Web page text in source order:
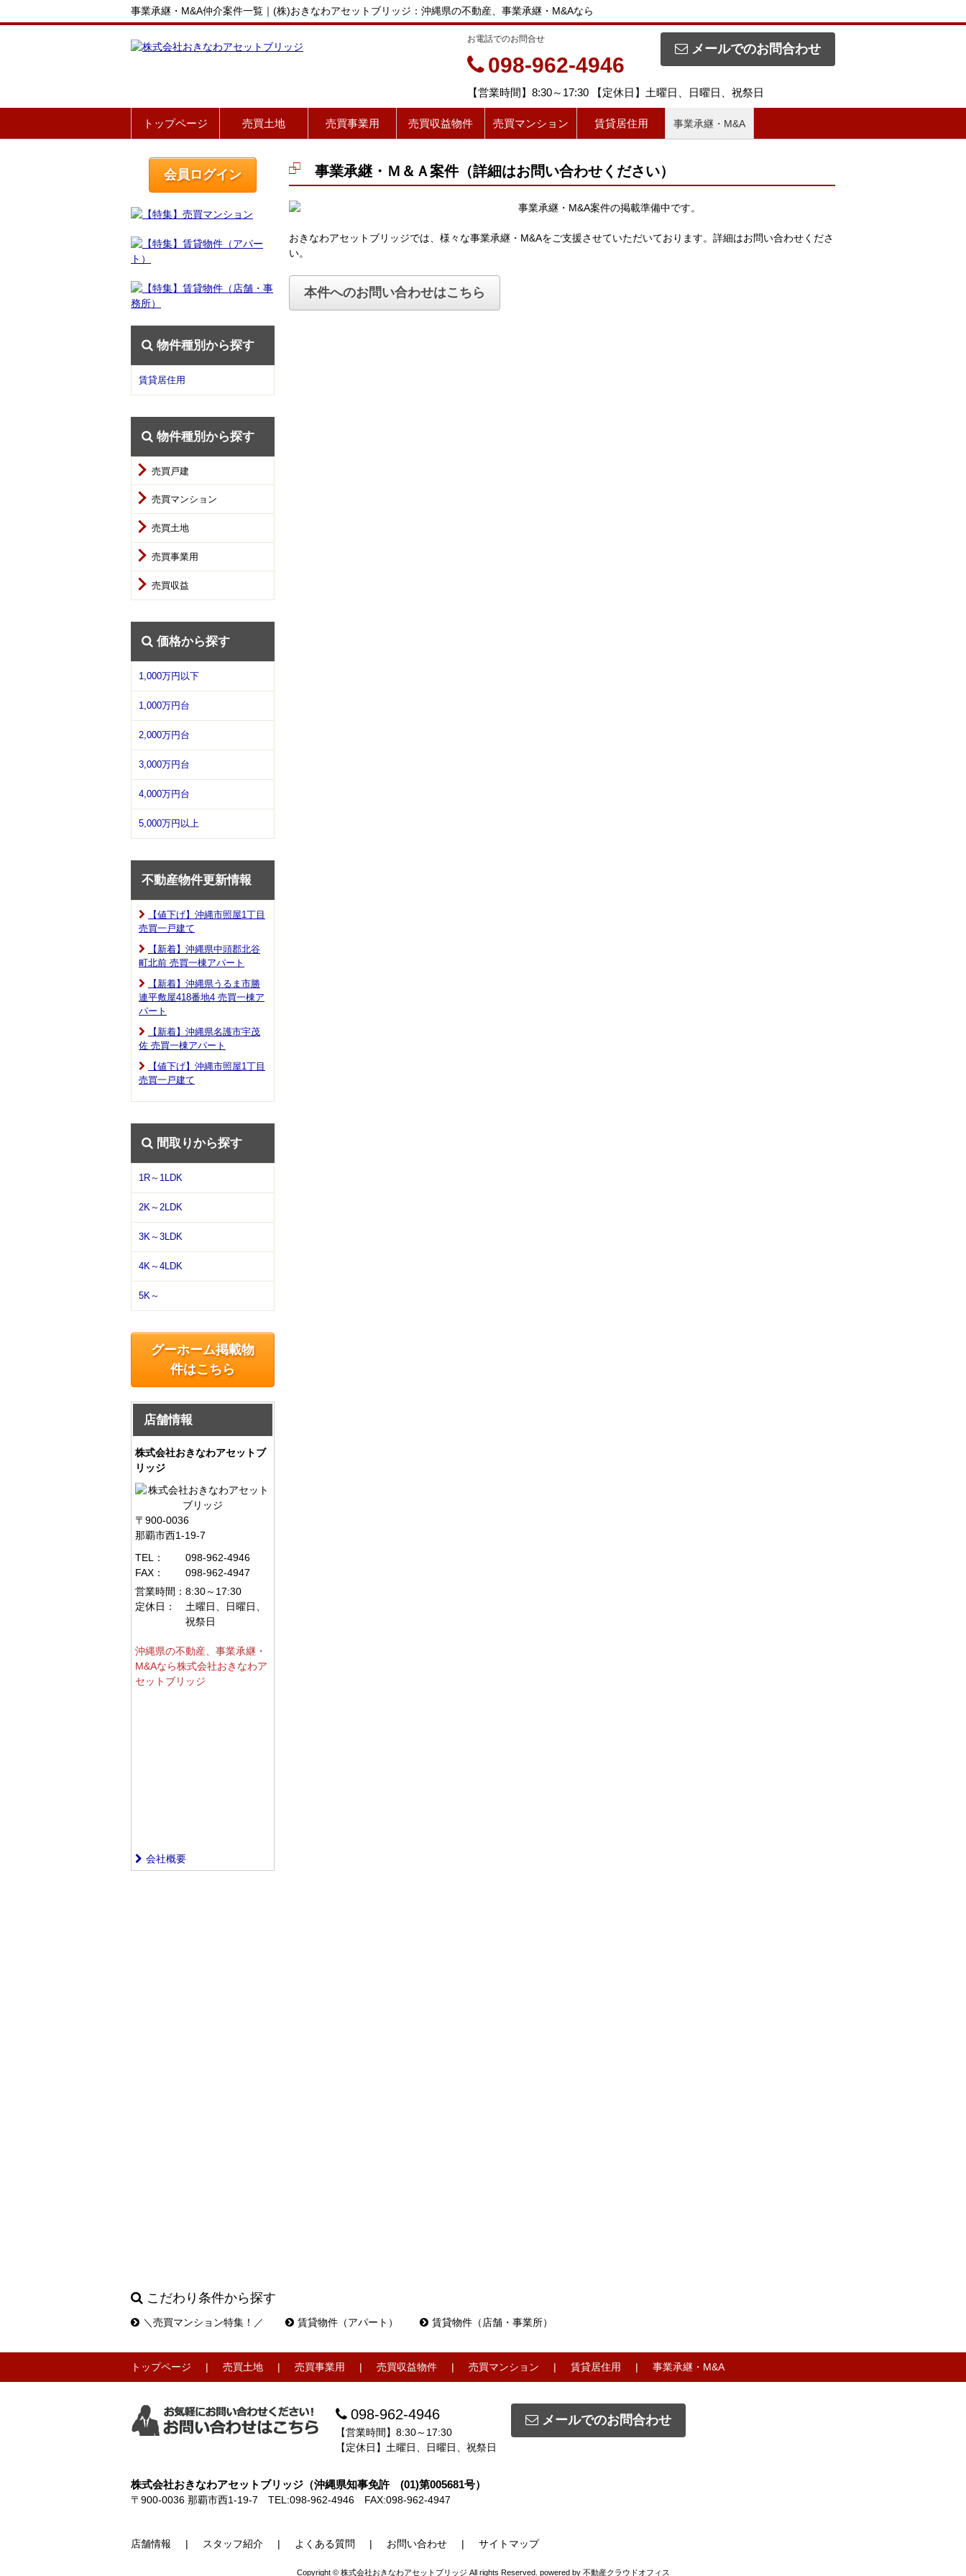
事業承継・M&A仲介案件一覧｜(株)おきなわアセットブリッジ：沖縄県の不動産、事業承継・M&Aなら
メールでのお問合わせ
お電話でのお問合せ
098-962-4946
【営業時間】8:30～17:30 【定休日】土曜日、日曜日、祝祭日
トップページ 売買土地 売買事業用 売買収益物件 売買マンション 賃貸居住用 事業承継・M&A
会員ログイン
物件種別から探す
賃貸居住用
物件種別から探す
売買戸建
売買マンション
売買土地
売買事業用
売買収益
価格から探す
1,000万円以下
1,000万円台
2,000万円台
3,000万円台
4,000万円台
5,000万円以上
不動産物件更新情報
【値下げ】沖縄市照屋1丁目
売買一戸建て
【新着】沖縄県中頭郡北谷
町北前 売買一棟アパート
【新着】沖縄県うるま市勝
連平敷屋418番地4 売買一棟ア
パート
【新着】沖縄県名護市宇茂
佐 売買一棟アパート
【値下げ】沖縄市照屋1丁目
売買一戸建て
間取りから探す
1R～1LDK
2K～2LDK
3K～3LDK
4K～4LDK
5K～
グーホーム掲載物
件はこちら
店舗情報
株式会社おきなわアセットブ
リッジ
〒900-0036
那覇市西1-19-7
TEL：
098-962-4946
FAX：
098-962-4947
営業時間： 8:30～17:30
定休日：
土曜日、日曜日、
祝祭日
沖縄県の不動産、事業承継・
M&Aなら株式会社おきなわア
セットブリッジ
会社概要
事業承継・Ｍ＆Ａ案件（詳細はお問い合わせください）
事業承継・M&A案件の掲載準備中です。
おきなわアセットブリッジでは、様々な事業承継・M&Aをご支援させていただいております。詳細はお問い合わせくださ
い。
本件へのお問い合わせはこちら
こだわり条件から探す
＼売買マンション特集！／ 賃貸物件（アパート） 賃貸物件（店舗・事業所）
トップページ 売買土地 売買事業用 売買収益物件 売買マンション 賃貸居住用 事業承継・M&A
098-962-4946
【営業時間】8:30～17:30
【定休日】土曜日、日曜日、祝祭日
メールでのお問合わせ
株式会社おきなわアセットブリッジ（沖縄県知事免許 (01)第005681号）
〒900-0036 那覇市西1-19-7 TEL:098-962-4946 FAX:098-962-4947
店舗情報 スタッフ紹介 よくある質問 お問い合わせ サイトマップ
Copyright © 株式会社おきなわアセットブリッジ All rights Reserved. powered by 不動産クラウドオフィス